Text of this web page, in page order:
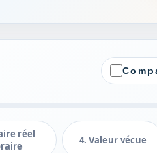
réel
4. Valeur vécue